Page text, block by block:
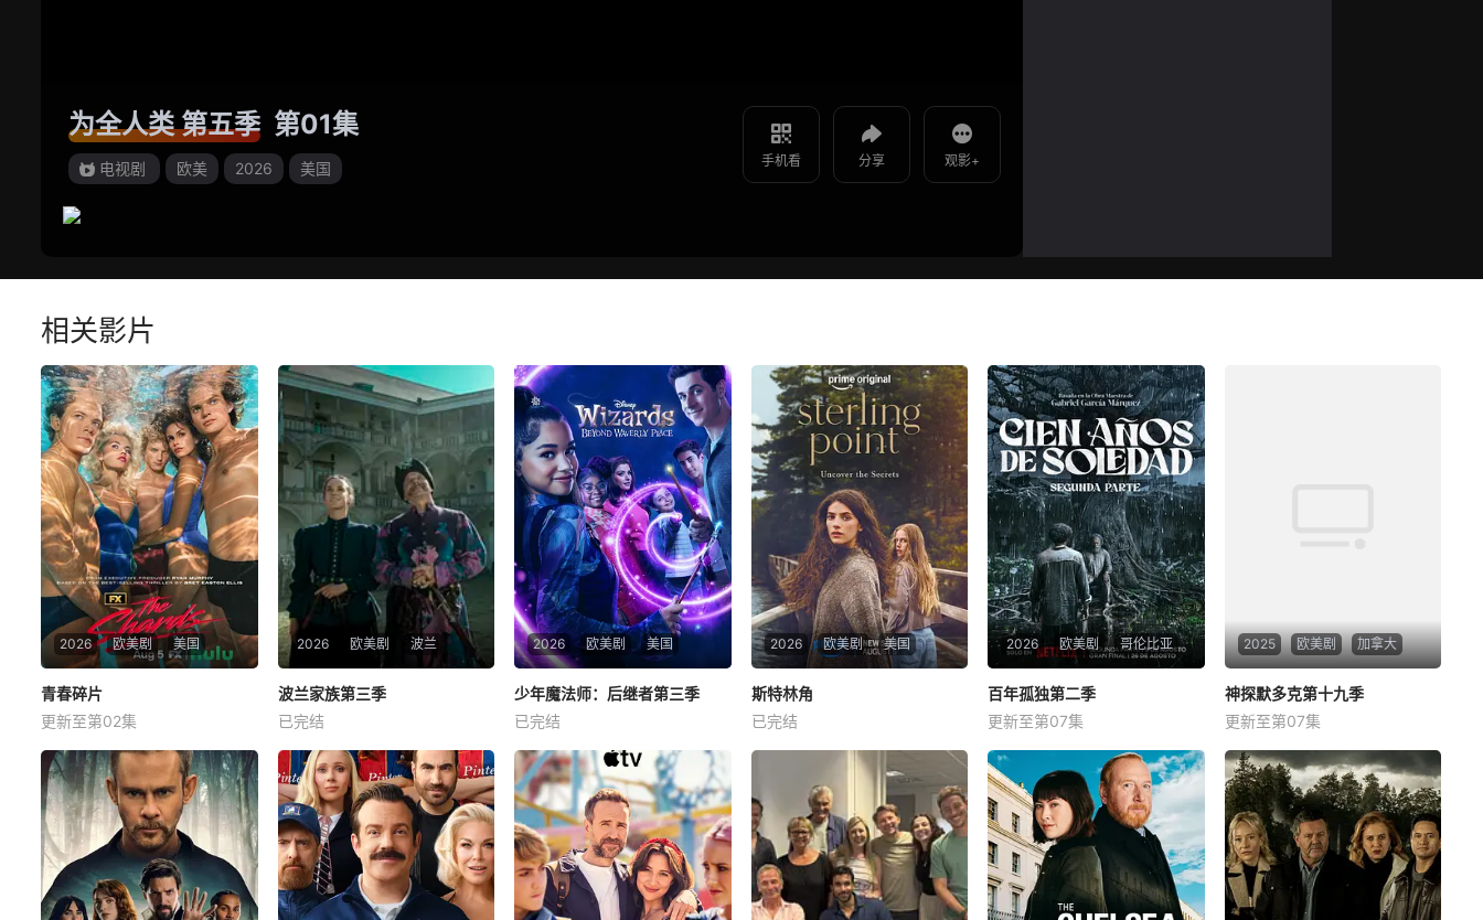
为全人类 第五季 第01集
电视剧 欧美 2026 美国 手机看 分享 观影+
相关影片
2026 欧美剧 美国
青春碎片
伊格比·里格尼
1981年的洛杉矶 ，一班精英名
校的高中生原本过住灿烂生
活，直至一位神秘转校生出
现。与此同时，专门猎杀青少
年的连环杀人魔“The Trawler”
在市内肆虐，令似乎美好的青
春岁月，瞬间变成挥之不去的
梦
青春碎片
更新至第02集
2026 欧美剧 波兰
波兰家族第三季
未知
Kino Alert PL账户首次发现续
订，因为他们注意到该系列已
向波兰电影学院（Polski Instit
ut Sztuki Filmowej）申请了当
地资金，要求获得超过200万
美元（770万波兰
波兰家族第三季
已完结
2026 欧美剧 美国
少年魔法师：后继者第三季
Billie在第二季结束时仍然因失
去Alex而感到震惊，她发现拯
救母亲的唯一方法就是与失散
多年的父亲团聚。当她的家人
联合起来寻找亚历克斯时，比
利意识到他们的联合力量是俄
罗斯人击败困扰他们的邪恶的
唯一途
少年魔法师：后继者第三季
已完结
2026 欧美剧 美国
斯特林角
17岁的纽约少女Annie（艾拉·
鲁宾 饰）和双胞胎哥哥由养父
抚养长大。她无意中继承了神
秘外祖父在加拿大的一座岛
屿。于是她前往加拿大度过了
一个夏天。在那里，她结交了
新朋友，收获了浪漫爱情，并
揭开了家族
斯特林角
已完结
2026 欧美剧 哥伦比亚
百年孤独第二季
克劳迪奥·卡塔诺
马孔多迎来了艰难的时刻，乌
苏拉·伊瓜兰的诅咒成真，和平
越来越难维持…… &amp;nbsp;
&amp;nbsp; &amp;nbsp; &am
p;nbsp; &amp;nbsp; &amp;nbs
p; &amp;nbsp; &amp;nbsp; &a
mp;nbsp; &amp;
百年孤独第二季
更新至第07集
2025 欧美剧 加拿大
神探默多克第十九季
亚尼克·比森
神探默多克第十九季
更新至第07集